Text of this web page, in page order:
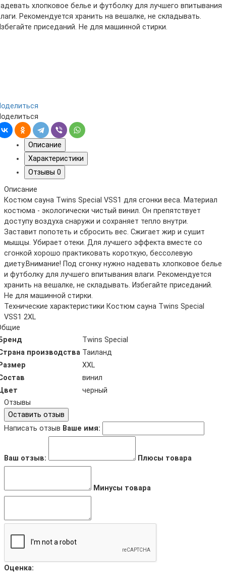
хлопковое белье и футболку для лучшего впитывания
Рекомендуется хранить на вешалке, не складывать.
приседаний. Не для машинной стирки.
Описание
Характеристики
Отзывы 0
Описание
Костюм сауна Twins Special VSS1 для сгонки веса. Материал
костюма - экологически чистый винил. Он препятствует
доступу воздуха снаружи и сохраняет тепло внутри.
Заставит попотеть и сбросить вес. Сжигает жир и сушит
мышцы. Убирает отеки. Для лучшего эффекта вместе со
сгонкой хорошо практиковать короткую, бессолевую
диету.Внимание! Под сгонку нужно надевать хлопковое белье
и футболку для лучшего впитывания влаги. Рекомендуется
хранить на вешалке, не складывать. Избегайте приседаний.
Не для машинной стирки.
Технические характеристики Костюм сауна Twins Special
VSS1 2XL
Twins Special
производства Таиланд
XXL
винил
черный
Отзывы
Оставить отзыв
Написать отзыв Ваше имя:
Ваш отзыв: Плюсы товара
Минусы товара
Оценка: